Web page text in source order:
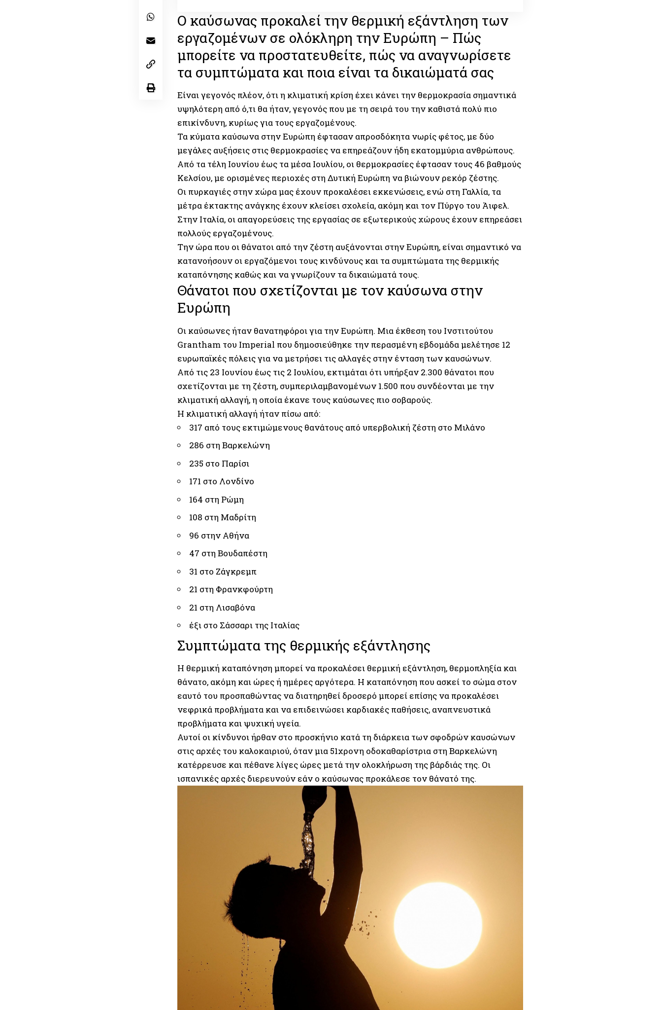
Ο καύσωνας προκαλεί την θερμική εξάντληση των
εργαζομένων σε ολόκληρη την Ευρώπη – Πώς
μπορείτε να προστατευθείτε, πώς να αναγνωρίσετε
τα συμπτώματα και ποια είναι τα δικαιώματά σας
Είναι γεγονός πλέον, ότι η κλιματική κρίση έχει κάνει την θερμοκρασία σημαντικά
υψηλότερη από ό,τι θα ήταν, γεγονός που με τη σειρά του την καθιστά πολύ πιο
επικίνδυνη, κυρίως για τους εργαζομένους.
Τα κύματα καύσωνα στην Ευρώπη έφτασαν απροσδόκητα νωρίς φέτος, με δύο
μεγάλες αυξήσεις στις θερμοκρασίες να επηρεάζουν ήδη εκατομμύρια ανθρώπους.
Από τα τέλη Ιουνίου έως τα μέσα Ιουλίου, οι θερμοκρασίες έφτασαν τους 46 βαθμούς
Κελσίου, με ορισμένες περιοχές στη Δυτική Ευρώπη να βιώνουν ρεκόρ ζέστης.
Οι πυρκαγιές στην χώρα μας έχουν προκαλέσει εκκενώσεις, ενώ στη Γαλλία, τα
μέτρα έκτακτης ανάγκης έχουν κλείσει σχολεία, ακόμη και τον Πύργο του Άιφελ.
Στην Ιταλία, οι απαγορεύσεις της εργασίας σε εξωτερικούς χώρους έχουν επηρεάσει
πολλούς εργαζομένους.
Την ώρα που οι θάνατοι από την ζέστη αυξάνονται στην Ευρώπη, είναι σημαντικό να
κατανοήσουν οι εργαζόμενοι τους κινδύνους και τα συμπτώματα της θερμικής
καταπόνησης καθώς και να γνωρίζουν τα δικαιώματά τους.
Θάνατοι που σχετίζονται με τον καύσωνα στην
Ευρώπη
Οι καύσωνες ήταν θανατηφόροι για την Ευρώπη. Μια έκθεση του Ινστιτούτου
Grantham του Imperial που δημοσιεύθηκε την περασμένη εβδομάδα μελέτησε 12
ευρωπαϊκές πόλεις για να μετρήσει τις αλλαγές στην ένταση των καυσώνων.
Από τις 23 Ιουνίου έως τις 2 Ιουλίου, εκτιμάται ότι υπήρξαν 2.300 θάνατοι που
σχετίζονται με τη ζέστη, συμπεριλαμβανομένων 1.500 που συνδέονται με την
κλιματική αλλαγή, η οποία έκανε τους καύσωνες πιο σοβαρούς.
Η κλιματική αλλαγή ήταν πίσω από:
317 από τους εκτιμώμενους θανάτους από υπερβολική ζέστη στο Μιλάνο
286 στη Βαρκελώνη
235 στο Παρίσι
171 στο Λονδίνο
164 στη Ρώμη
108 στη Μαδρίτη
96 στην Αθήνα
47 στη Βουδαπέστη
31 στο Ζάγκρεμπ
21 στη Φρανκφούρτη
21 στη Λισαβόνα
έξι στο Σάσσαρι της Ιταλίας
Συμπτώματα της θερμικής εξάντλησης
Η θερμική καταπόνηση μπορεί να προκαλέσει θερμική εξάντληση, θερμοπληξία και
θάνατο, ακόμη και ώρες ή ημέρες αργότερα. Η καταπόνηση που ασκεί το σώμα στον
εαυτό του προσπαθώντας να διατηρηθεί δροσερό μπορεί επίσης να προκαλέσει
νεφρικά προβλήματα και να επιδεινώσει καρδιακές παθήσεις, αναπνευστικά
προβλήματα και ψυχική υγεία.
Αυτοί οι κίνδυνοι ήρθαν στο προσκήνιο κατά τη διάρκεια των σφοδρών καυσώνων
στις αρχές του καλοκαιριού, όταν μια 51χρονη οδοκαθαρίστρια στη Βαρκελώνη
κατέρρευσε και πέθανε λίγες ώρες μετά την ολοκλήρωση της βάρδιάς της. Οι
ισπανικές αρχές διερευνούν εάν ο καύσωνας προκάλεσε τον θάνατό της.